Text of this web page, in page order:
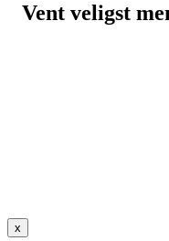
Vent veligst
x